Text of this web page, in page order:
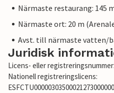
Närmaste restaurang: 145
Närmaste ort: 20 m
Avst. till närmaste vatten/
Juridisk
Licens- eller
Nationell registreringslicens: